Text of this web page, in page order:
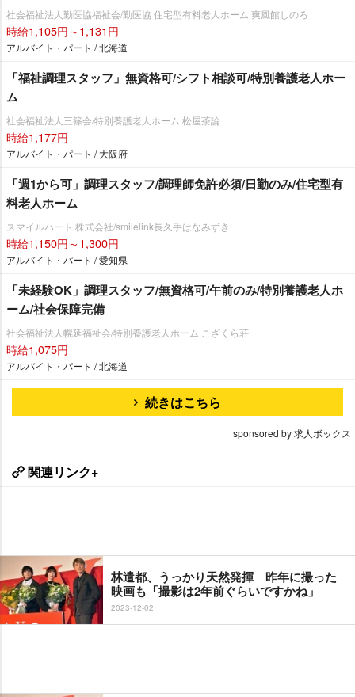
社会福祉法人勤医協福祉会/勤医協 住宅型有料老人ホーム 爽風館しのろ
時給1,105円～1,131円
アルバイト・パート / 北海道
「福祉調理スタッフ」無資格可/シフト相談可/特別養護老人ホー
ム
社会福祉法人三篠会/特別養護老人ホーム 松屋茶論
時給1,177円
アルバイト・パート / 大阪府
「週1から可」調理スタッフ/調理師免許必須/日勤のみ/住宅型有
料老人ホーム
スマイルハート 株式会社/smilelink長久手はなみずき
時給1,150円～1,300円
アルバイト・パート / 愛知県
「未経験OK」調理スタッフ/無資格可/午前のみ/特別養護老人ホ
ーム/社会保障完備
社会福祉法人幌延福祉会/特別養護老人ホーム こざくら荘
時給1,075円
アルバイト・パート / 北海道
続きはこちら
sponsored by 求人ボックス
関連リンク+
林遣都、うっかり天然発揮 昨年に撮った
映画も「撮影は2年前ぐらいですかね」
2023-12-02